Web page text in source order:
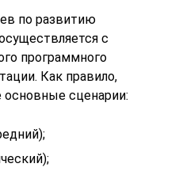
по развитию
с
программного
Как правило,
сценарии: